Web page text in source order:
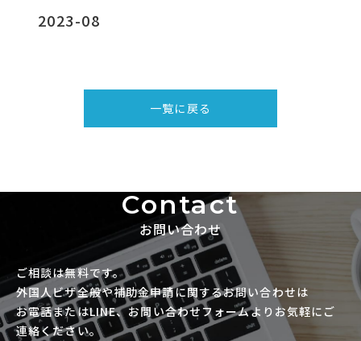
2023-08
一覧に戻る
Contact
お問い合わせ
ご相談は無料です。
外国人ビザ全般や補助金申請に関するお問い合わせは
お電話またはLINE、お問い合わせフォームよりお気軽にご
連絡ください。